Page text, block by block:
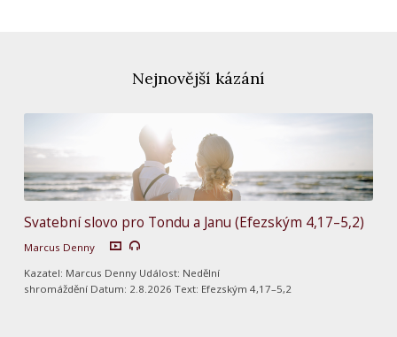
Nejnovější kázání
Svatební slovo pro Tondu a Janu (Efezským 4,17–5,2)
Marcus Denny
Kazatel: Marcus Denny Událost: Nedělní
shromáždění Datum: 2.8.2026 Text: Efezským 4,17–5,2